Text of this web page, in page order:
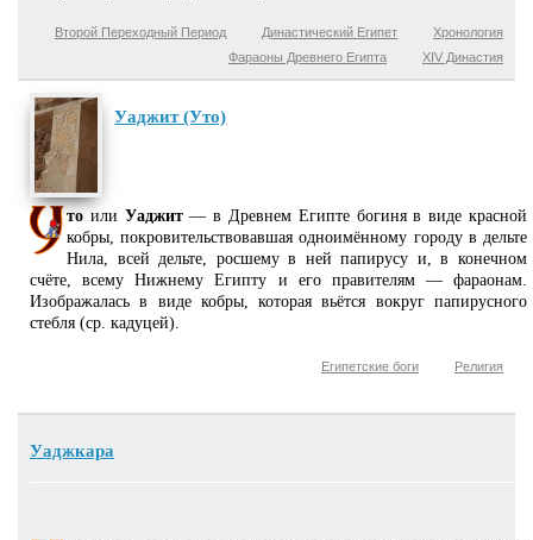
Хронология
Династический Египет
Второй Переходный Период
XIV Династия
Фараоны Древнего Египта
Уаджит (Уто)
то или Уаджит— в Древнем Египте богиня в виде красной
кобры, покровительствовавшая одноимённому городу в дельте
Нила, всей дельте, росшему в ней папирусу и, в конечном
счёте, всему Нижнему Египту и его правителям — фараонам.
Изображалась в виде кобры, которая вьётся вокруг папирусного
стебля (ср. кадуцей).
Религия
Египетские боги
Уаджкара